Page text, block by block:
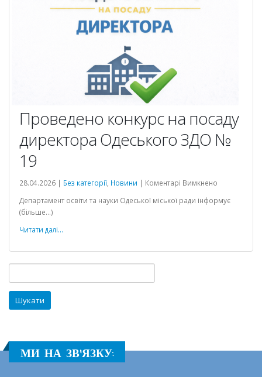
Проведено конкурс на посаду
директора Одеського ЗДО №
19
28.04.2026 | Без категорії Новини | Коментарі Вимкнено
конкурс
Одеського
Департамент освіти та науки Одеської міської ради інформує
(більше…)
Читати далі...
МИ НА ЗВ'ЯЗКУ: